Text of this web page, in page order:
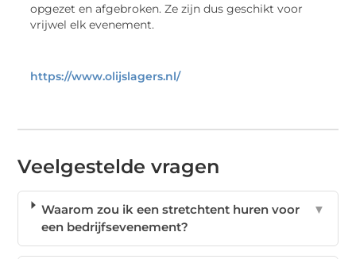
opgezet en afgebroken. Ze zijn dus geschikt voor
vrijwel elk evenement.
https://www.olijslagers.nl/
Veelgestelde vragen
Waarom zou ik een stretchtent huren voor
een bedrijfsevenement?
▼